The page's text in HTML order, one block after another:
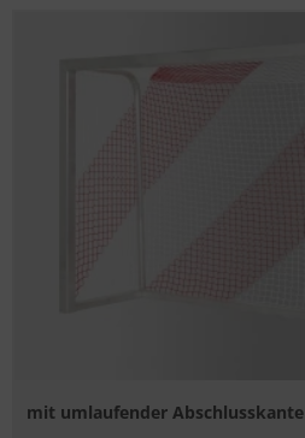
mit umlaufender Abschlusskante